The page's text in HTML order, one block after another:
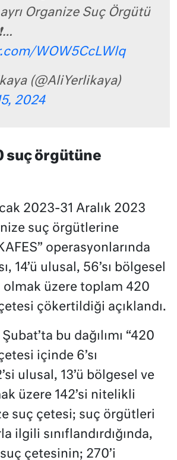
ayrı Organize Suç Örgütü
WOW5CcLWlq
(@AliYerlikaya)
2024
suç örgütüne
2023-31 Aralık 2023
suç örgütlerine
operasyonlarında
14’ü ulusal, 56’sı bölgesel
olmak üzere toplam 420
çökertildiği açıklandı.
bu dağılımı “420
içinde 6’sı
ulusal, 13’ü bölgesel ve
üzere 142’si nitelikli
suç çetesi; suç örgütleri
ilgili sınıflandırdığında,
çetesinin; 270’i